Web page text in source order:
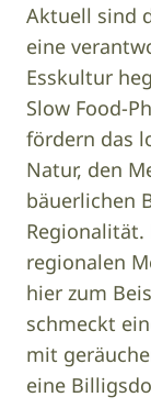
Aktuell sind
eine
Esskultur
Slow Food-
fördern das
Natur, den
bäuerlichen
Regionalität.
regionalen
hier zum
schmeckt
mit
eine